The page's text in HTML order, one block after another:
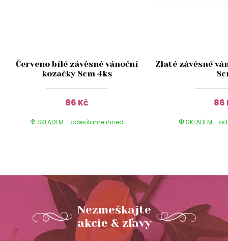
Červeno bílé závěsné vánoční
kozačky 8cm 4ks
86 Kč
SKLADEM - odesílame ihned
Zlaté závěsné
86
SKLADEM -
Nezmeškajte
akcie & zľavy